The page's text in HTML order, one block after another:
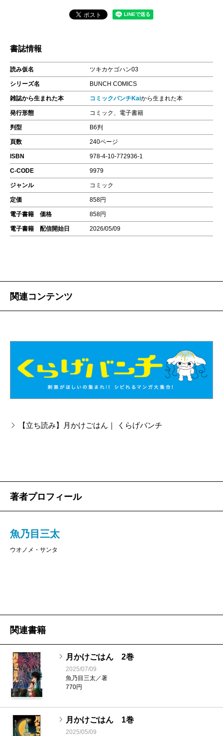
書誌情報
読み仮名 ツキカケゴハン03
シリーズ名 BUNCH COMICS
雑誌から生まれた本 コミックバンチKaiから生まれた本
発行形態 コミック、電子書籍
判型 B6判
頁数 240ページ
ISBN 978-4-10-772936-1
C-CODE 9979
ジャンル コミック
定価 858円
電子書籍 価格 858円
電子書籍 配信開始日 2026/05/09
関連コンテンツ
【立ち読み】月かけごはん｜ くらげバンチ
著者プロフィール
魚乃目三太
ウオノメ・サンタ
関連書籍
月かけごはん 2巻
2025/07/09
魚乃目三太／著
770円
月かけごはん 1巻
2025/05/09